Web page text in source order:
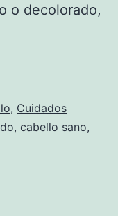
o decolorado,
, Cuidados
, cabello sano,